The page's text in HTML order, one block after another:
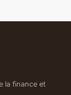
la finance et